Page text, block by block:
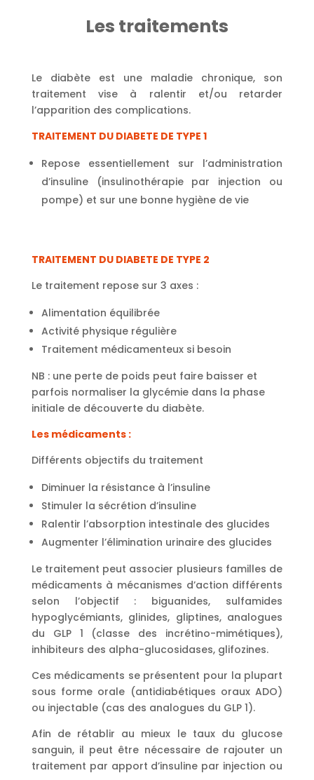
Les traitements
Le diabète est une maladie chronique, son
traitement vise à ralentir et/ou retarder
l’apparition des complications.
TRAITEMENT DU DIABETE DE TYPE 1
Repose essentiellement sur l’administration
d’insuline (insulinothérapie par injection ou
pompe) et sur une bonne hygiène de vie
TRAITEMENT DU DIABETE DE TYPE 2
Le traitement repose sur 3 axes :
Alimentation équilibrée
Activité physique régulière
Traitement médicamenteux si besoin
NB : une perte de poids peut faire baisser et
parfois normaliser la glycémie dans la phase
initiale de découverte du diabète.
Les médicaments :
Différents objectifs du traitement
Diminuer la résistance à l’insuline
Stimuler la sécrétion d’insuline
Ralentir l’absorption intestinale des glucides
Augmenter l’élimination urinaire des glucides
Le traitement peut associer plusieurs familles de
médicaments à mécanismes d’action différents
selon l’objectif : biguanides, sulfamides
hypoglycémiants, glinides, gliptines, analogues
du GLP 1 (classe des incrétino-mimétiques),
inhibiteurs des alpha-glucosidases, glifozines.
Ces médicaments se présentent pour la plupart
sous forme orale (antidiabétiques oraux ADO)
ou injectable (cas des analogues du GLP 1).
Afin de rétablir au mieux le taux du glucose
sanguin, il peut être nécessaire de rajouter un
traitement par apport d’insuline par injection ou